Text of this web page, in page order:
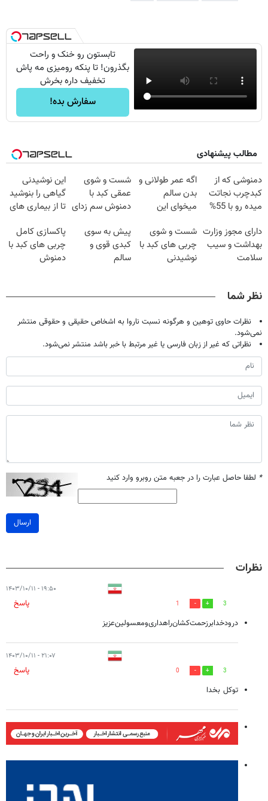
تابستون رو خنک و راحت
بگذرون! تا پنکه رومیزی مه پاش
تخفیف داره بخرش
سفارش بده!
مطالب پیشنهادی
دمنوشی که از
کبدچرب نجاتت
میده رو با 55%
اگه عمر طولانی و
بدن سالم
میخوای این
تخفیف بخر
شست و شوی
عمقی کبد با
دمنوش سم زدای
این نوشیدنی
گیاهی را بنوشید
تا از بیماری های
کنید
دارای مجوز وزارت
بهداشت و سیب
سلامت
شست و شوی
چربی های کبد با
نوشیدنی
پیش به سوی
کبدی قوی و
سالم
پاکسازی کامل
چربی های کبد با
دمنوش
نظر شما
نظرات حاوی توهین و هرگونه نسبت ناروا به اشخاص حقیقی و حقوقی منتشر
نمی‌شود.
نظراتی که غیر از زبان فارسی یا غیر مرتبط با خبر باشد منتشر نمی‌شود.
* لطفا حاصل عبارت را در جعبه متن روبرو وارد کنید
ارسال
نظرات
۱۹:۵۰ - ۱۴۰۳/۱۰/۱۱
3
1
پاسخ
درود‌خدا‌بر‌زحمت‌کشان‌‌راهداری‌ومعسولین‌‌عزیز
۲۱:۰۷ - ۱۴۰۳/۱۰/۱۱
3
0
پاسخ
توکل بخدا